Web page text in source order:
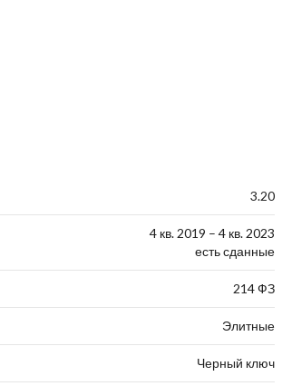
3.20
4 кв. 2019 – 4 кв. 2023
есть сданные
214 ФЗ
Элитные
Черный ключ